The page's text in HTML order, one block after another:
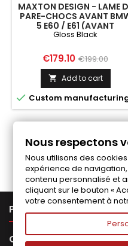
MAXTON DESIGN - LAME
PARE-CHOCS AVANT
5 E60 / E61 (AVANT
FACELIFT)
Gloss Black
Price
€179.10 Regular
price
€199.00
 Add to cart
 Custom
Follow us
PRODUCTS
OUR COMPANY
Nous respectons
Nous utilisons des
expérience de
contenu personnalisé et
cliquant sur le bouton «
votre consentement à